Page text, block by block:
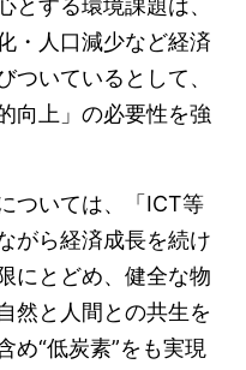
とする環境課題は、
・人口減少など経済
ついているとして、
向上」の必要性を強
ついては、「ICT等
がら経済成長を続け
にとどめ、健全な物
然と人間との共生を
め“低炭素”をも実現